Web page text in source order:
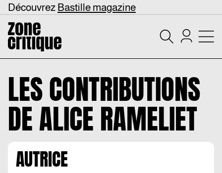
Découvrez Bastille magazine
LES CONTRIBUTIONS
DEALICE RAMELIET
AUTRICE